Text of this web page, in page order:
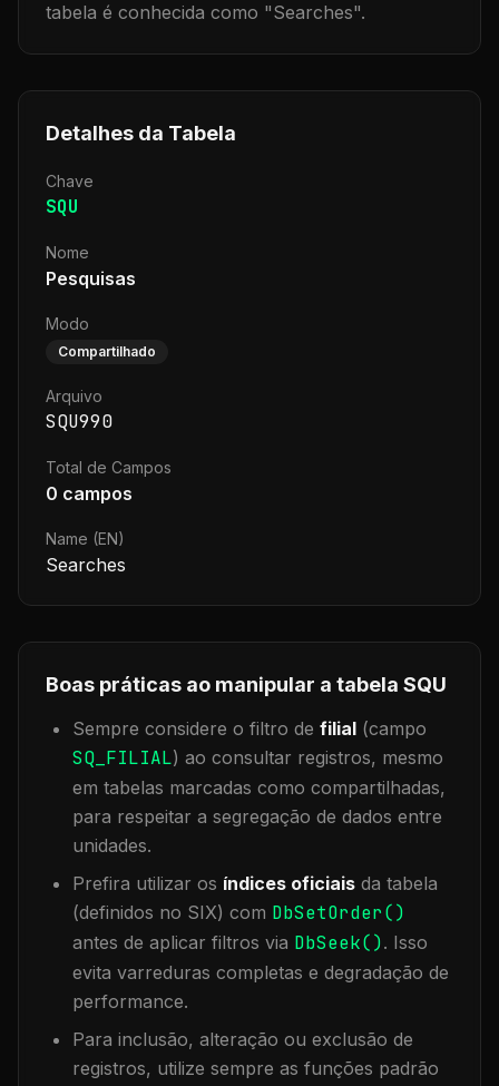
tabela é conhecida como "Searches".
Detalhes da Tabela
Chave
SQU
Nome
Pesquisas
Modo
Compartilhado
Arquivo
SQU990
Total de Campos
0 campos
Name (EN)
Searches
Boas práticas ao manipular a tabela SQU
Sempre considere o filtro de filial (campo
SQ_FILIAL) ao consultar registros, mesmo
em tabelas marcadas como compartilhadas,
para respeitar a segregação de dados entre
unidades.
Prefira utilizar os índices oficiais da tabela
(definidos no SIX) com DbSetOrder()
antes de aplicar filtros via DbSeek(). Isso
evita varreduras completas e degradação de
performance.
Para inclusão, alteração ou exclusão de
registros, utilize sempre as funções padrão